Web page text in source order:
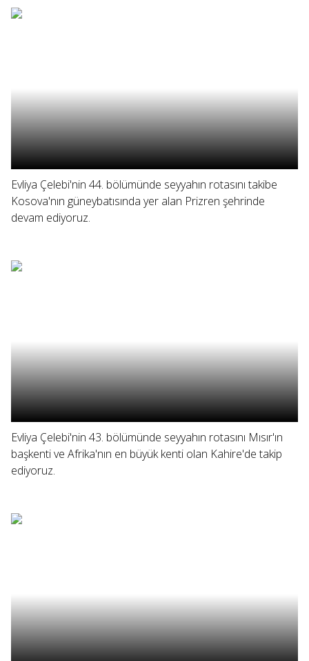
Evliya Çelebi'nin 44. bölümünde seyyahın rotasını takibe
Kosova'nın güneybatısında yer alan Prizren şehrinde
devam ediyoruz.
Evliya Çelebi'nin 43. bölümünde seyyahın rotasını Mısır'ın
başkenti ve Afrika'nın en büyük kenti olan Kahire'de takip
ediyoruz.